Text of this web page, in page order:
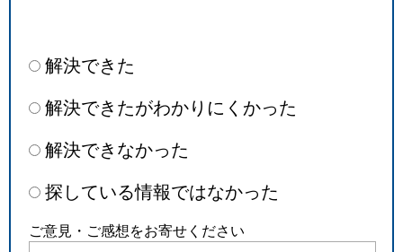
解決できた
解決できたがわかりにくかった
解決できなかった
探している情報ではなかった
ご意見・ご感想をお寄せください